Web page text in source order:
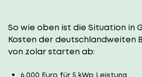
So wie oben ist die Situation in
Kosten der deutschlandweiten
von zolar starten ab:
6.000 Euro für 5 kWp Leistung